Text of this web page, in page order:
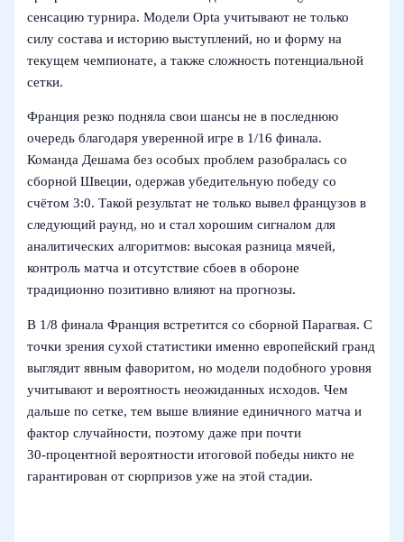
сенсацию турнира. Модели Opta учитывают не только
силу состава и историю выступлений, но и форму на
текущем чемпионате, а также сложность потенциальной
сетки.
Франция резко подняла свои шансы не в последнюю
очередь благодаря уверенной игре в 1/16 финала.
Команда Дешама без особых проблем разобралась со
сборной Швеции, одержав убедительную победу со
счётом 3:0. Такой результат не только вывел французов в
следующий раунд, но и стал хорошим сигналом для
аналитических алгоритмов: высокая разница мячей,
контроль матча и отсутствие сбоев в обороне
традиционно позитивно влияют на прогнозы.
В 1/8 финала Франция встретится со сборной Парагвая. С
точки зрения сухой статистики именно европейский гранд
выглядит явным фаворитом, но модели подобного уровня
учитывают и вероятность неожиданных исходов. Чем
дальше по сетке, тем выше влияние единичного матча и
фактор случайности, поэтому даже при почти
30‑процентной вероятности итоговой победы никто не
гарантирован от сюрпризов уже на этой стадии.